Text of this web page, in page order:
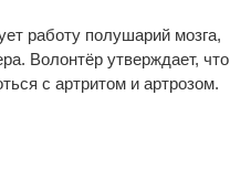
работу полушарий мозга,
Волонтёр утверждает, что
с артритом и артрозом.